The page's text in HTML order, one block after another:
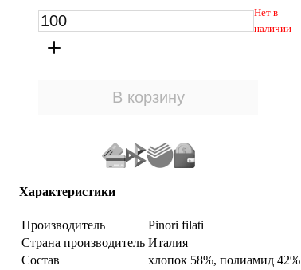
Нет в
наличии
Характеристики
Производитель
Pinori filati
Страна производитель Италия
Состав
хлопок 58%, полиамид 42%